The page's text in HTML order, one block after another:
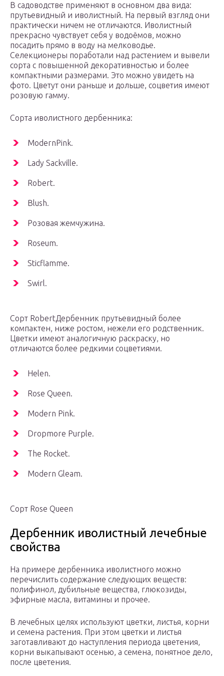
В садоводстве применяют в основном два вида:
прутьевидный и иволистный. На первый взгляд они
практически ничем не отличаются. Иволистный
прекрасно чувствует себя у водоёмов, можно
посадить прямо в воду на мелководье.
Селекционеры поработали над растением и вывели
сорта с повышенной декоративностью и более
компактными размерами. Это можно увидеть на
фото. Цветут они раньше и дольше, соцветия имеют
розовую гамму.
Сорта иволистного дербенника:
ModernPink.
Lady Sackville.
Robert.
Blush.
Розовая жемчужина.
Roseum.
Sticflamme.
Swirl.
Сорт RobertДербенник прутьевидный более
компактен, ниже ростом, нежели его родственник.
Цветки имеют аналогичную раскраску, но
отличаются более редкими соцветиями.
Helen.
Rose Queen.
Modern Pink.
Dropmore Purple.
The Rocket.
Modern Gleam.
Сорт Rose Queen
Дербенник иволистный лечебные
свойства
На примере дербенника иволистного можно
перечислить содержание следующих веществ:
полифинол, дубильные вещества, глюкозиды,
эфирные масла, витамины и прочее.
В лечебных целях используют цветки, листья, корни
и семена растения. При этом цветки и листья
заготавливают до наступления периода цветения,
корни выкапывают осенью, а семена, понятное дело,
после цветения.